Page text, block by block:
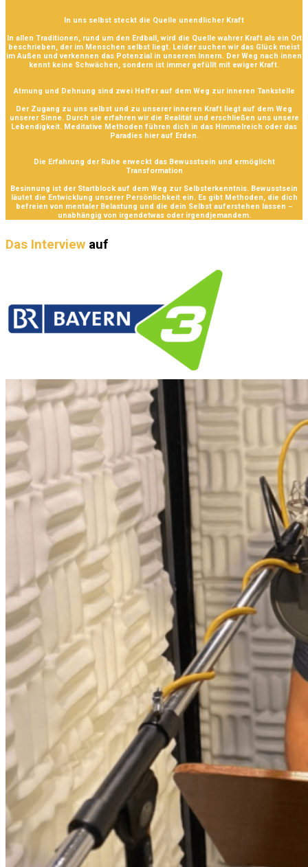
In uns selbst steckt die Quelle unendlicher Kraft
In allen Traditionen, rund um den Erdball, wird die Quelle wahrer Kraft als ein Ort
beschrieben, der im Menschen selbst liegt. Leider suchen wir das Glück meist
im Außen und verkennen das Potenzial in unserem Innern. Der Weg nach innen
kennt keine Schwächen, sondern ist immer gefüllt mit ewiger Kraft.
Atmung und Dehnung sind zwei Helfer auf dem Weg zur inneren Tankstelle
Der Zugang zu uns selbst und zu unserer inneren Kraft liegt auf dem Weg
unserer Sinne. Durch sie erfahren wir die Realität und erschließen uns unsere
Lebendigkeit. Meditative Methoden führen dich in das Himmelreich oder das
Paradies hier auf Erden.
Die Erfahrung der Ruhe erweckt das Bewusstsein und ermöglicht
Transformation
Besinnung ist der Startblock auf dem Weg zur Selbsterkenntnis. Bewusstsein
läutet die Entwicklung unserer Persönlichkeit ein. Es gibt Methoden, die dich
befreien von mentaler Belastung und die dein Selbst auferstehen lassen –
unabhängig von irgendetwas oder irgendjemandem.
Das Interview auf